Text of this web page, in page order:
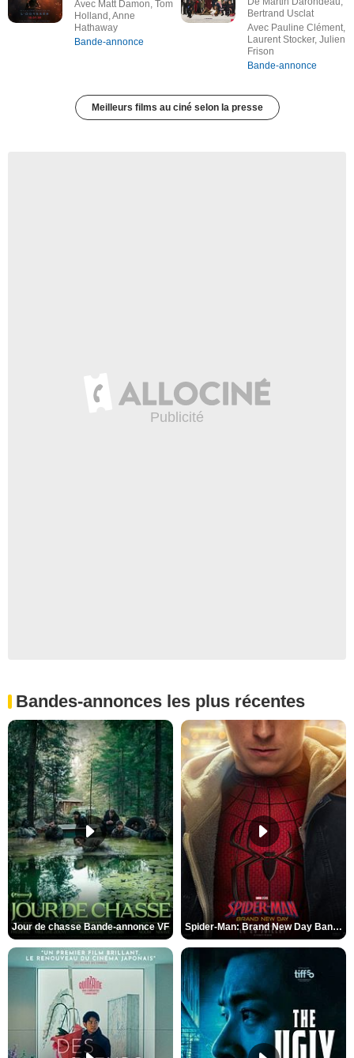
Avec Matt Damon, Tom
Holland, Anne
Hathaway
Bande-annonce
Bertrand Usclat
Avec Pauline Clément,
Laurent Stocker, Julien
Frison
Bande-annonce
Meilleurs films au ciné selon la presse
Bandes-annonces les plus récentes
Jour de chasse Bande-annonce VF Spider-Man: Brand New Day Bande-annonce (3) VO STFR